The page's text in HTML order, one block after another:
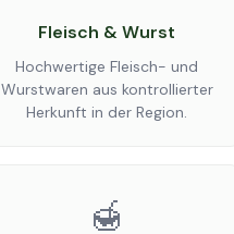
Fleisch & Wurst
Hochwertige Fleisch- und
Wurstwaren aus kontrollierter
Herkunft in der Region.
🍯